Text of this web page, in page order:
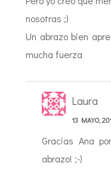
nosotras ;)
Un abrazo bien
mucha fuerza
Laura
13 MAYO,
Gracias Ana
abrazo! ;-)